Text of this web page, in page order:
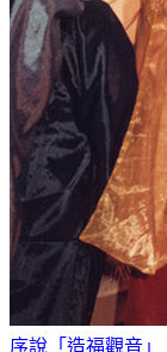
序說「造福觀音」